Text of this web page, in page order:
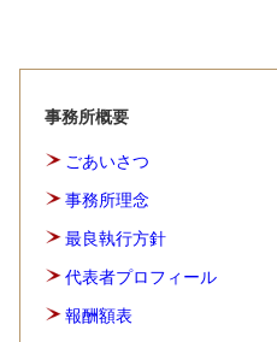
事務所概要
ごあいさつ
事務所理念
最良執行方針
代表者プロフィール
報酬額表